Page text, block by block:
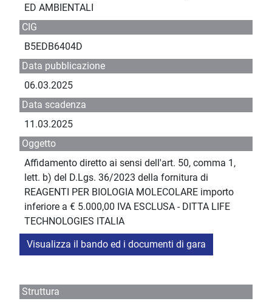
ED AMBIENTALI
CIG
B5EDB6404D
Data pubblicazione
06.03.2025
Data scadenza
11.03.2025
Oggetto
Affidamento diretto ai sensi dell'art. 50, comma 1,
lett. b) del D.Lgs. 36/2023 della fornitura di
REAGENTI PER BIOLOGIA MOLECOLARE importo
inferiore a € 5.000,00 IVA ESCLUSA - DITTA LIFE
TECHNOLOGIES ITALIA
Visualizza il bando ed i documenti di gara
Struttura